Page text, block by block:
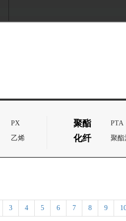
PX
乙烯
聚酯
化纤
PTA
聚酯
3 4 5 6 7 8 9